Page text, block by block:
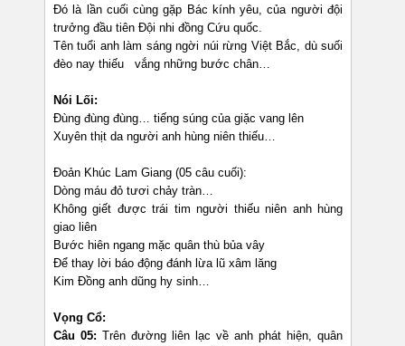
Đó là lần cuối cùng gặp Bác kính yêu, của người đội
trưởng đầu tiên Đội nhi đồng Cứu quốc.
Tên tuổi anh làm sáng ngời núi rừng Việt Bắc, dù suối
đèo nay thiếu vắng những bước chân…
Nói Lối:
Đùng đùng đùng… tiếng súng của giặc vang lên
Xuyên thịt da người anh hùng niên thiếu…
Đoản Khúc Lam Giang (05 câu cuối):
Dòng máu đỏ tươi chảy tràn…
Không giết được trái tim người thiếu niên anh hùng
giao liên
Bước hiên ngang mặc quân thù bủa vây
Để thay lời báo động đánh lừa lũ xâm lăng
Kim Đồng anh dũng hy sinh…
Vọng Cổ:
Câu 05: Trên đường liên lạc về anh phát hiện, quân